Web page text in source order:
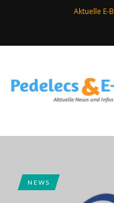
Aktuelle E-
NEWS